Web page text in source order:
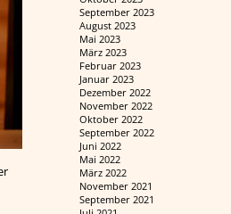
September 2023
August 2023
Mai 2023
März 2023
Februar 2023
Januar 2023
Dezember 2022
November 2022
Oktober 2022
September 2022
Juni 2022
Mai 2022
März 2022
November 2021
September 2021